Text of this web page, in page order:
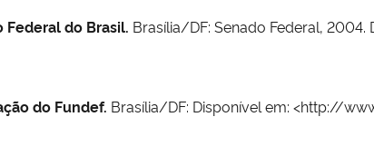
Federal do Brasil. Brasília/DF: Senado Federal,
do Fundef. Brasília/DF: Disponível em: <http://